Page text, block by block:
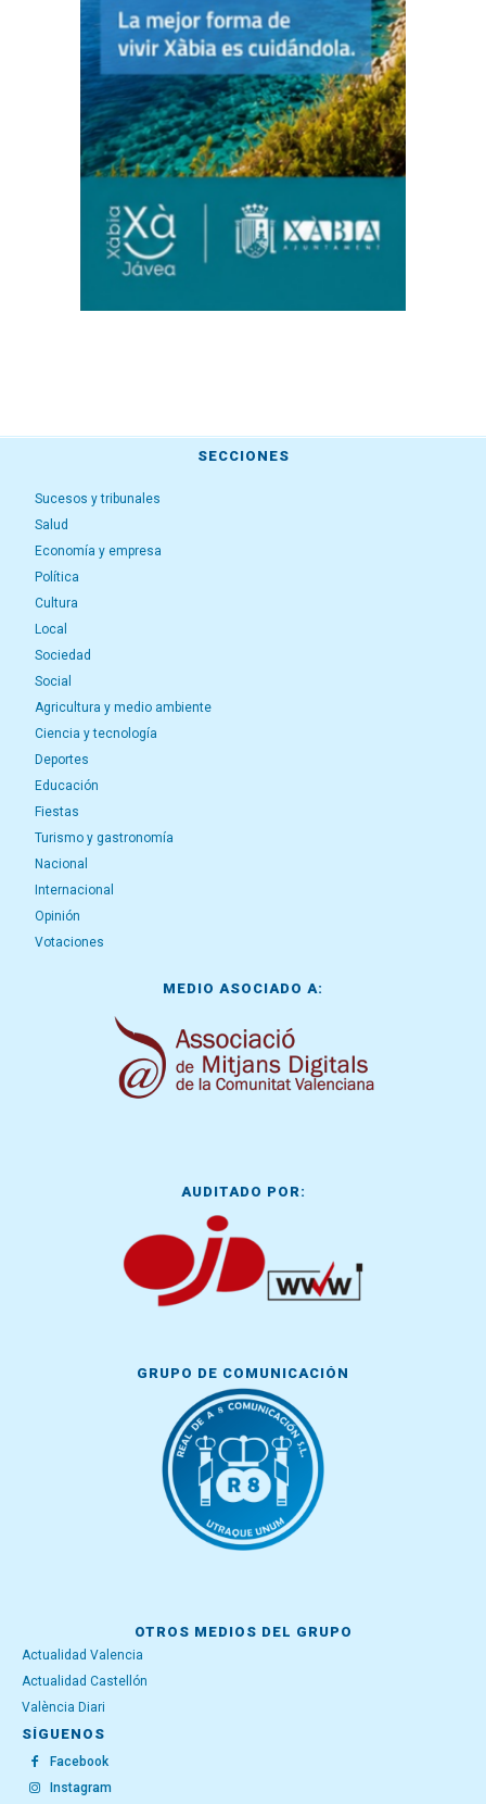
SECCIONES
Sucesos y tribunales
Salud
Economía y empresa
Política
Cultura
Local
Sociedad
Social
Agricultura y medio ambiente
Ciencia y tecnología
Deportes
Educación
Fiestas
Turismo y gastronomía
Nacional
Internacional
Opinión
Votaciones
MEDIO ASOCIADO A:
AUDITADO POR:
GRUPO DE COMUNICACIÓN
OTROS MEDIOS DEL GRUPO
Actualidad Valencia
Actualidad Castellón
València Diari
SÍGUENOS
Facebook
Instagram